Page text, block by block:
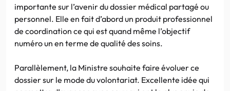
importante sur l’avenir du dossier médical partagé ou
personnel. Elle en fait d’abord un produit professionnel
de coordination ce qui est quand même l’objectif
numéro un en terme de qualité des soins.
Parallèlement, la Ministre souhaite faire évoluer ce
dossier sur le mode du volontariat. Excellente idée qui